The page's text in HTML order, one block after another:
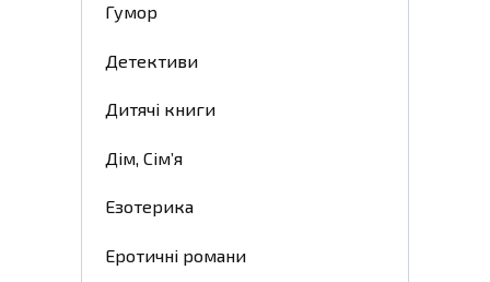
Гумор
Детективи
Дитячі книги
Дім, Сім’я
Езотерика
Еротичні романи